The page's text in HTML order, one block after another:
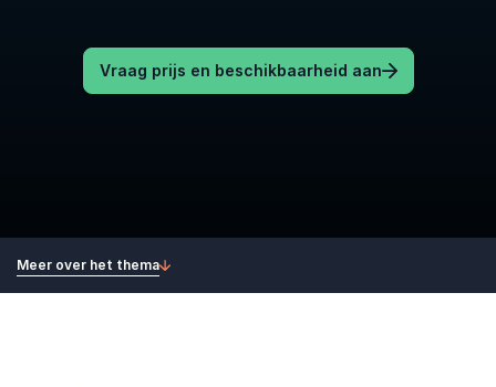
Vraag prijs en beschikbaarheid aan
Meer over het thema